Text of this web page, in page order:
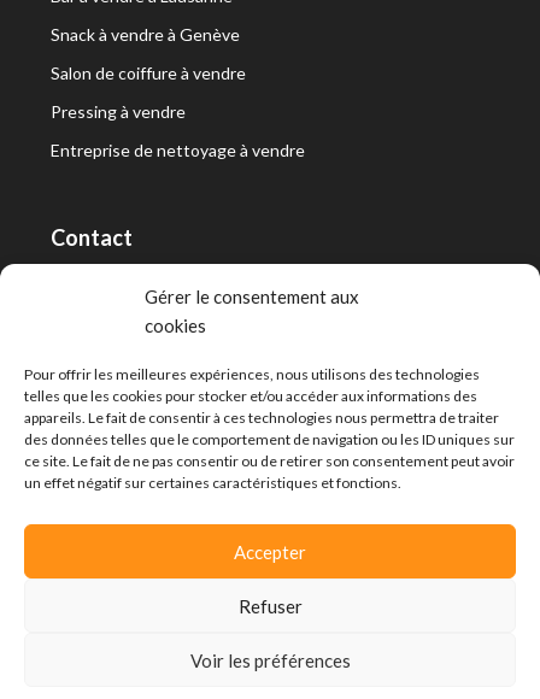
Gérer le consentement aux
cookies
Pour offrir les meilleures expériences, nous utilisons des technologies
telles que les cookies pour stocker et/ou accéder aux informations des
appareils. Le fait de consentir à ces technologies nous permettra de traiter
des données telles que le comportement de navigation ou les ID uniques sur
ce site. Le fait de ne pas consentir ou de retirer son consentement peut avoir
un effet négatif sur certaines caractéristiques et fonctions.
Accepter
Refuser
Voir les préférences
Snack à vendre à Genève
Salon de coiffure à vendre
Pressing à vendre
Entreprise de nettoyage à vendre
Contact
RT Capital First SA/Ltd
info@capitalfirst.ch